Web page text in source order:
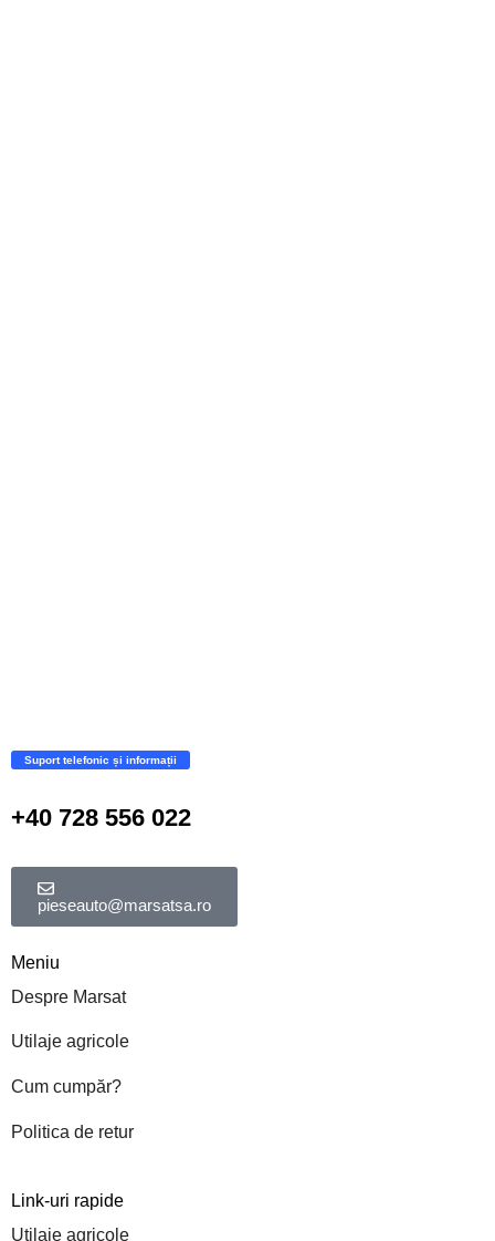
Suport telefonic și informații
+40 728 556 022
pieseauto@marsatsa.ro
Meniu
Despre Marsat
Utilaje agricole
Cum cumpăr?
Politica de retur
Link-uri rapide
Utilaje agricole